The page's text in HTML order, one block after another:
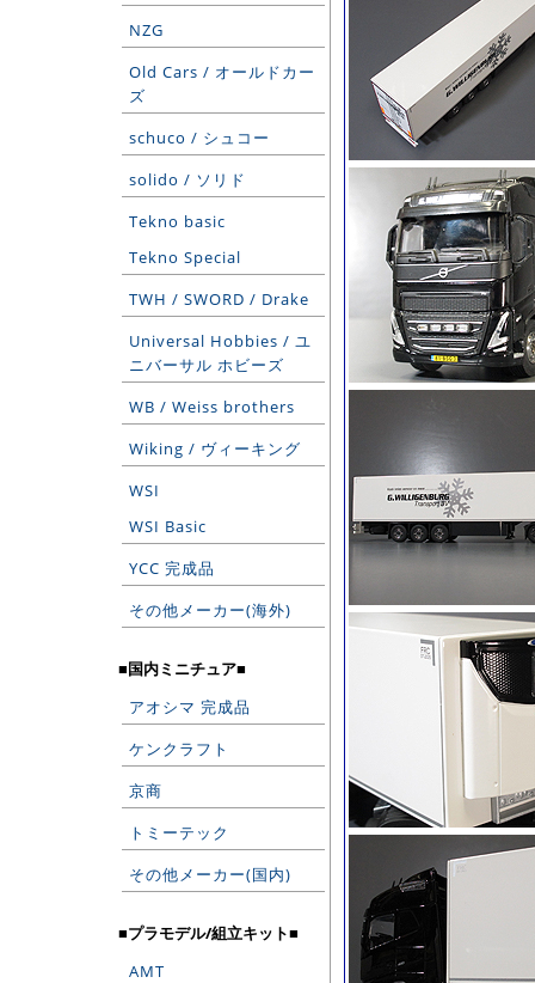
NZG
Old Cars / オールドカー
ズ
schuco / シュコー
solido / ソリド
Tekno basic
Tekno Special
TWH / SWORD / Drake
Universal Hobbies / ユ
ニバーサル ホビーズ
WB / Weiss brothers
Wiking / ヴィーキング
WSI
WSI Basic
YCC 完成品
その他メーカー(海外)
■国内ミニチュア■
アオシマ 完成品
ケンクラフト
京商
トミーテック
その他メーカー(国内)
■プラモデル/組立キット■
AMT